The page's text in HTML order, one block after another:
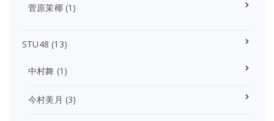
菅原茉椰(1)
STU48 (13)
中村舞 (1)
今村美月 (3)